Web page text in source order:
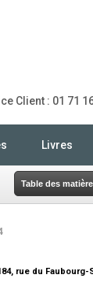
Client : 01 71
Livres
Table des
rue du Faubourg-